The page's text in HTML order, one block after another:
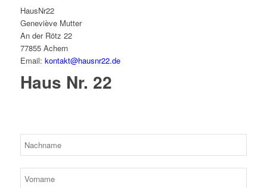
HausNr22
Geneviève Mutter
An der Rötz 22
77855 Achern
Email: kontakt@hausnr22.de
Haus Nr. 22